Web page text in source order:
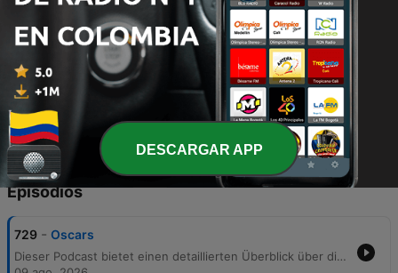
Jada Pinkett Smith gemacht hatte, betrat
deren Ehemann Will Smith die Bühne und
versetzte Rock eine Ohrfeige.
00:30:22 · Dieser Moment beschreibt einen der
bekanntesten Zwischenfälle in der jüngeren
Geschichte der Verleihung.
Episodios
729 - Oscars
Dieser Podcast bietet einen detaillierten Überblick über die Geschichte, die Regeln und die technische Herstellung der Academy Awards. Er beleuchtet die Entwicklung von einer privaten Feier zu einem globalen Medienereignis, einschließlich der technischen Details zur Statuetten-Herstellung sowie der strengen Qualifikationsregeln. Zudem werden die Entwicklung der Filmkategorien, der Einfluss von Streamingdiensten und verschiedene Kontroversen rund um die Verleihung behandelt. Themen wie Marketingstrategien der Studios, Diversität und bedeutende Vorfälle bei der Zeremonie werden eingehend analysiert.
DESCARGAR APP